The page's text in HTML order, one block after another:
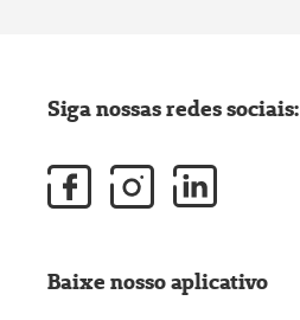
Siga nossas redes sociais:
Baixe nosso aplicativo